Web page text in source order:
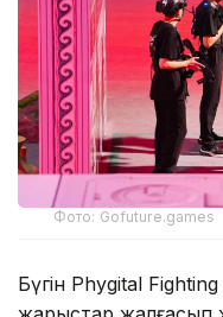
Фото: Gofuture.games
Бүгін Phygital